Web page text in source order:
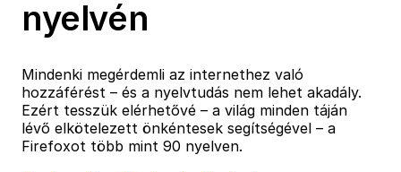
nyelvén
Mindenki megérdemli az internethez való
hozzáférést – és a nyelvtudás nem lehet akadály.
Ezért tesszük elérhetővé – a világ minden táján
lévő elkötelezett önkéntesek segítségével – a
Firefoxot több mint 90 nyelven.